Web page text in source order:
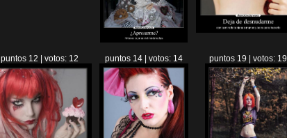
puntos 12 | votos: 12 puntos 14 | votos: 14 puntos 19 | votos: 19